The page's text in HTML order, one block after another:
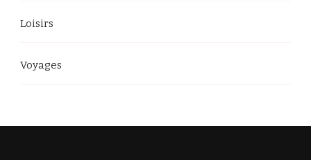
Loisirs
Voyages